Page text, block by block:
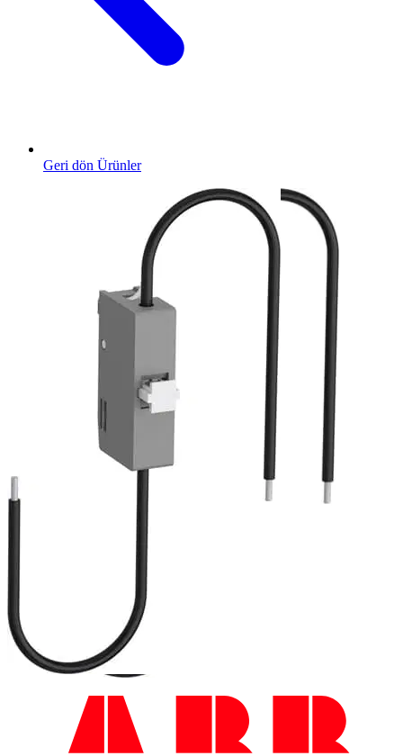
Geri dön Ürünler